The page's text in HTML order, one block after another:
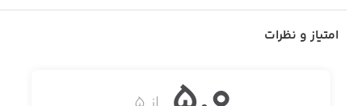
- انواع بلوک های ساختمانی اعم از بلوکه های گچی و سبک
امتیاز و نظرات